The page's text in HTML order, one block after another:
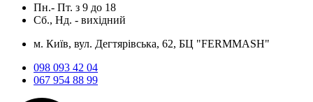
Пн.- Пт. з 9 до 18
Сб., Нд. - вихідний
м. Київ, вул. Дегтярівська, 62, БЦ "FERMMASH"
098 093 42 04
067 954 88 99